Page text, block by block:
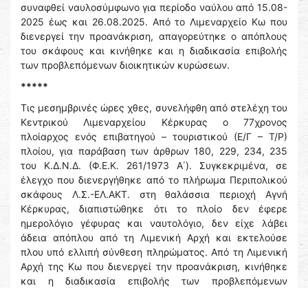
συναφθεί ναυλοσύμφωνο για περίοδο ναύλου από 15.08-
2025 έως και 26.08.2025. Από το Λιμεναρχείο Κω που
διενεργεί την προανάκριση, απαγορεύτηκε ο απόπλους
του σκάφους και κινήθηκε και η διαδικασία επιβολής
των προβλεπόμενων διοικητικών κυρώσεων.
*****
Τις μεσημβρινές ώρες χθες, συνελήφθη από στελέχη του
Κεντρικού Λιμεναρχείου Κέρκυρας ο 77χρονος
πλοίαρχος ενός επιβατηγού – τουριστικού (Ε/Γ – Τ/Ρ)
πλοίου, για παράβαση των άρθρων 180, 229, 234, 235
του Κ.Δ.Ν.Δ. (Φ.Ε.Κ. 261/1973 Α΄). Συγκεκριμένα, σε
έλεγχο που διενεργήθηκε από το πλήρωμα Περιπολικού
σκάφους Λ.Σ.-ΕΛ.ΑΚΤ. στη θαλάσσια περιοχή Αγνή
Κέρκυρας, διαπιστώθηκε ότι το πλοίο δεν έφερε
ημερολόγιο γέφυρας και ναυτολόγιο, δεν είχε λάβει
άδεια απόπλου από τη Λιμενική Αρχή και εκτελούσε
πλου υπό ελλιπή σύνθεση πληρώματος. Από τη Λιμενική
Αρχή της Κω που διενεργεί την προανάκριση, κινήθηκε
και η διαδικασία επιβολής των προβλεπόμενων